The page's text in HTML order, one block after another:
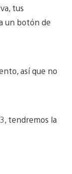
tus
un botón de
así que no
tendremos la